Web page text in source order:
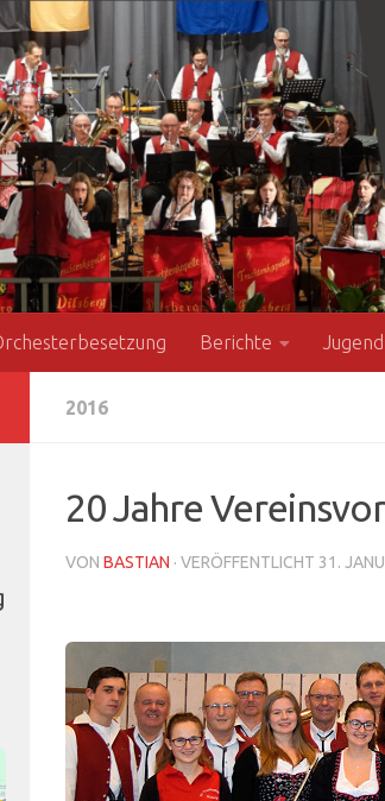
Berichte
2016
20 Jahre
VON BASTIAN · VERÖFFENTLICHT 31.